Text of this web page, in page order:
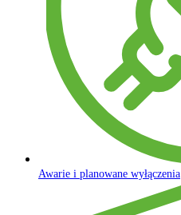
Awarie i planowane wyłączenia